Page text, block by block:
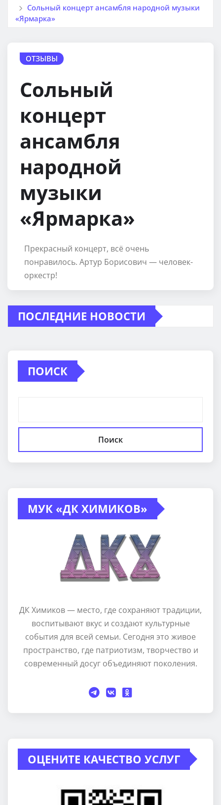
Сольный концерт ансамбля народной музыки
«Ярмарка»
ОТЗЫВЫ
Сольный
концерт
ансамбля
народной
музыки
«Ярмарка»
Прекрасный концерт, всё очень
понравилось. Артур Борисович — человек-
оркестр!
ПОСЛЕДНИЕ НОВОСТИ
ПОИСК
Поиск
МУК «ДК ХИМИКОВ»
ДК Химиков — место, где сохраняют традиции,
воспитывают вкус и создают культурные
события для всей семьи. Сегодня это живое
пространство, где патриотизм, творчество и
современный досуг объединяют поколения.
ОЦЕНИТЕ КАЧЕСТВО УСЛУГ